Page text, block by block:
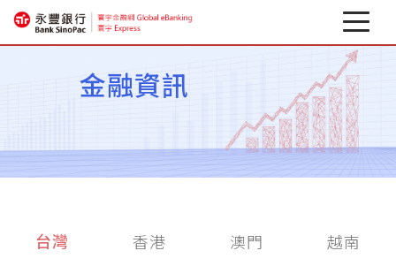
企業行動銀行
匯率避險專區
金融資訊
台灣 香港 澳門 越南